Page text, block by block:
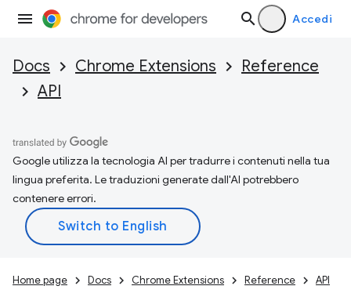
Accedi
Docs Chrome Extensions
Reference
API
Google utilizza la tecnologia AI per tradurre i contenuti nella tua
lingua preferita. Le traduzioni generate dall'AI potrebbero
contenere errori.
Home page Docs Chrome Extensions Reference API